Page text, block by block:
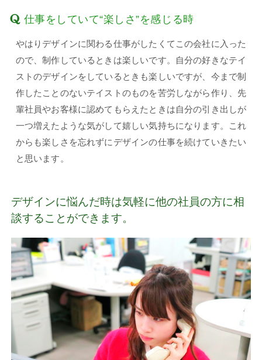
仕事をしていて“楽しさ”を感じる時
やはりデザインに関わる仕事がしたくてこの会社に入った
ので、制作しているときは楽しいです。自分の好きなテイ
ストのデザインをしているときも楽しいですが、今まで制
作したことのないテイストのものを苦労しながら作り、先
輩社員やお客様に認めてもらえたときは自分の引き出しが
一つ増えたような気がして嬉しい気持ちになります。これ
からも楽しさを忘れずにデザインの仕事を続けていきたい
と思います。
デザインに悩んだ時は気軽に他の社員の方に相
談することができます。